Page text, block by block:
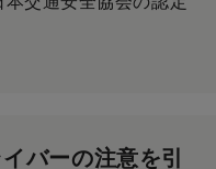
バーの注意を引